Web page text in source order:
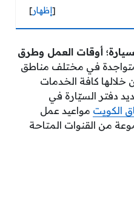
[إظهار]
أوقات العمل وطرق
في مختلف مناطق
خلالها كافة الخدمات
دفتر السيّارة في
الكويت مواعيد عمل
من القنوات المتاحة